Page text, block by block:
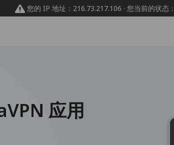
您的 IP 地址：216.73.217.106 · 您当前的状态：
应用